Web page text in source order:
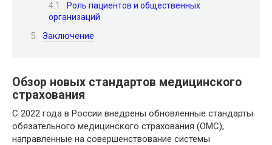
Роль пациентов и общественных
организаций
Заключение
Обзор новых стандартов медицинского
страхования
С 2022 года в России внедрены обновленные стандарты
обязательного медицинского страхования (ОМС),
направленные на совершенствование системы